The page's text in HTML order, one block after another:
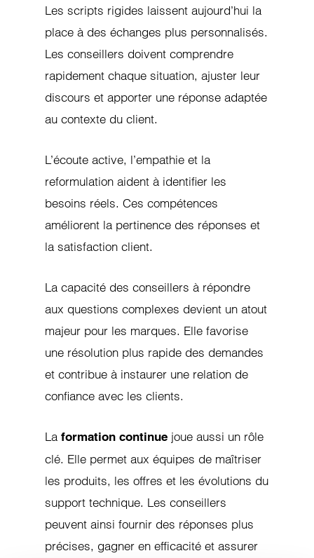
Les scripts rigides laissent aujourd’hui la
place à des échanges plus personnalisés.
Les conseillers doivent comprendre
rapidement chaque situation, ajuster leur
discours et apporter une réponse adaptée
au contexte du client.
L’écoute active, l’empathie et la
reformulation aident à identifier les
besoins réels. Ces compétences
améliorent la pertinence des réponses et
la satisfaction client.
La capacité des conseillers à répondre
aux questions complexes devient un atout
majeur pour les marques. Elle favorise
une résolution plus rapide des demandes
et contribue à instaurer une relation de
confiance avec les clients.
Laformation continue joue aussi un rôle
clé. Elle permet aux équipes de maîtriser
les produits, les offres et les évolutions du
support technique. Les conseillers
peuvent ainsi fournir des réponses plus
précises, gagner en efficacité et assurer